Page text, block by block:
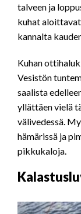
talveen ja
kuhat
kannalta
Kuhan
Vesistön
saalista
yllättäen vielä
välivedessä.
hämärissä ja
pikkukaloja.